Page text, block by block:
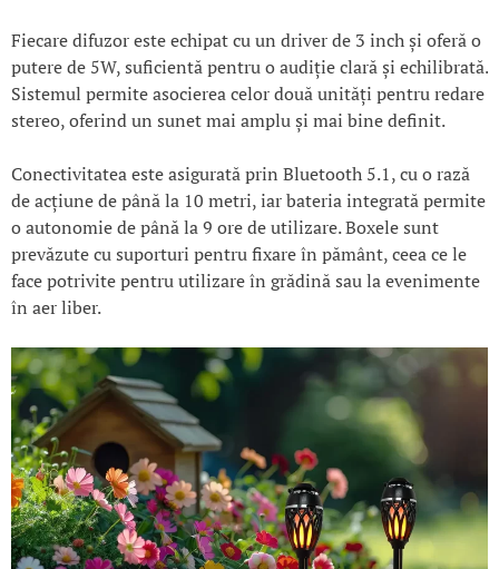
Fiecare difuzor este echipat cu un driver de 3 inch și oferă o
putere de 5W, suficientă pentru o audiție clară și echilibrată.
Sistemul permite asocierea celor două unități pentru redare
stereo, oferind un sunet mai amplu și mai bine definit.
Conectivitatea este asigurată prin Bluetooth 5.1, cu o rază
de acțiune de până la 10 metri, iar bateria integrată permite
o autonomie de până la 9 ore de utilizare. Boxele sunt
prevăzute cu suporturi pentru fixare în pământ, ceea ce le
face potrivite pentru utilizare în grădină sau la evenimente
în aer liber.